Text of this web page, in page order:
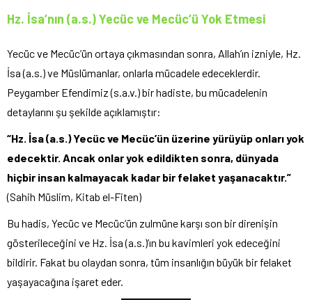
Hz. İsa’nın (a.s.) Yecüc ve Mecüc’ü Yok Etmesi
Yecüc ve Mecüc’ün ortaya çıkmasından sonra, Allah’ın izniyle, Hz.
İsa (a.s.) ve Müslümanlar, onlarla mücadele edeceklerdir.
Peygamber Efendimiz (s.a.v.) bir hadiste, bu mücadelenin
detaylarını şu şekilde açıklamıştır:
“Hz. İsa (a.s.) Yecüc ve Mecüc’ün üzerine yürüyüp onları yok
edecektir. Ancak onlar yok edildikten sonra, dünyada
hiçbir insan kalmayacak kadar bir felaket yaşanacaktır.”
(Sahih Müslim, Kitab el-Fiten)
Bu hadis, Yecüc ve Mecüc’ün zulmüne karşı son bir direnişin
gösterileceğini ve Hz. İsa (a.s.)’ın bu kavimleri yok edeceğini
bildirir. Fakat bu olaydan sonra, tüm insanlığın büyük bir felaket
yaşayacağına işaret eder.